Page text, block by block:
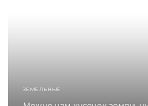
ЗЕМЕЛЬНЫЕ